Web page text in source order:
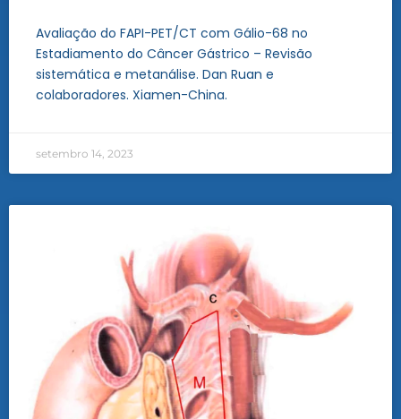
Avaliação do FAPI-PET/CT com Gálio-68 no
Estadiamento do Câncer Gástrico – Revisão
sistemática e metanálise. Dan Ruan e
colaboradores. Xiamen-China.
setembro 14, 2023